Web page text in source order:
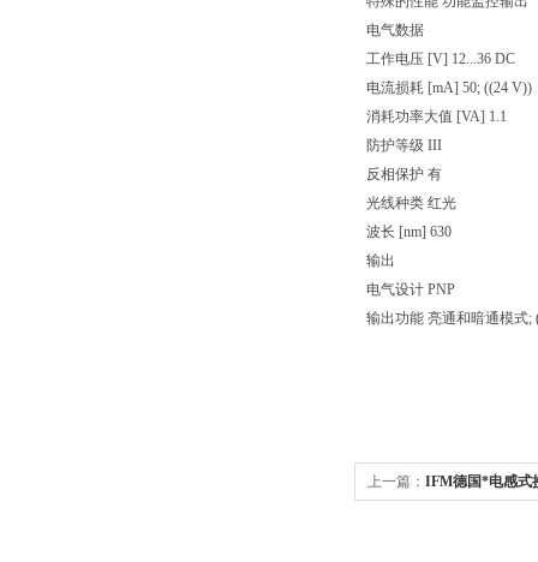
电气数据
工作电压 [V] 12...36 DC
电流损耗 [mA] 50; ((24 V))
消耗功率大值 [VA] 1.1
防护等级 III
反相保护 有
光线种类 红光
波长 [nm] 630
输出
电气设计 PNP
输出功能 亮通和暗通模式;
上一篇： IFM德国*电感式